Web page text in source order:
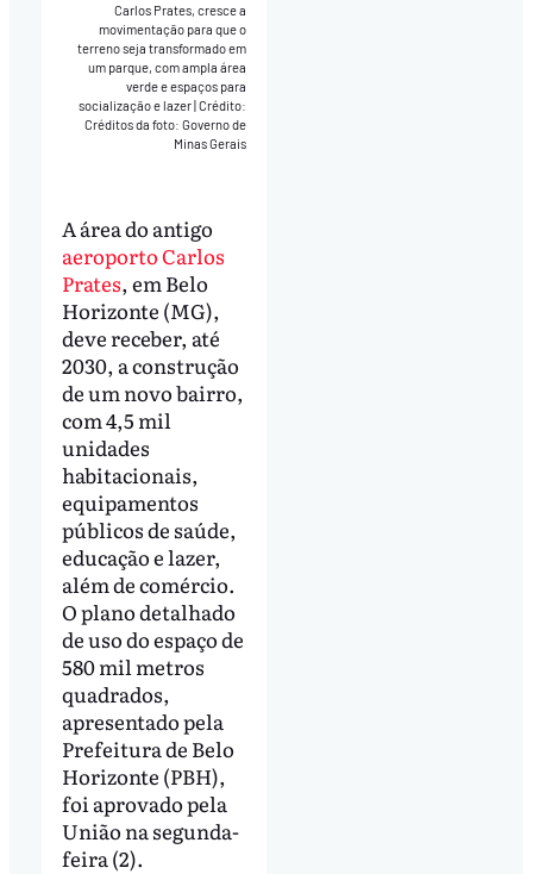
Carlos Prates, cresce a
movimentação para que o
terreno seja transformado em
um parque, com ampla área
verde e espaços para
socialização e lazer|Crédito:
Créditos da foto: Governo de
Minas Gerais
A área do antigo
aeroporto Carlos
Prates, em Belo
Horizonte (MG),
deve receber, até
2030, a construção
de um novo bairro,
com 4,5 mil
unidades
habitacionais,
equipamentos
públicos de saúde,
educação e lazer,
além de comércio.
O plano detalhado
de uso do espaço de
580 mil metros
quadrados,
apresentado pela
Prefeitura de Belo
Horizonte (PBH),
foi aprovado pela
União na segunda-
feira (2).